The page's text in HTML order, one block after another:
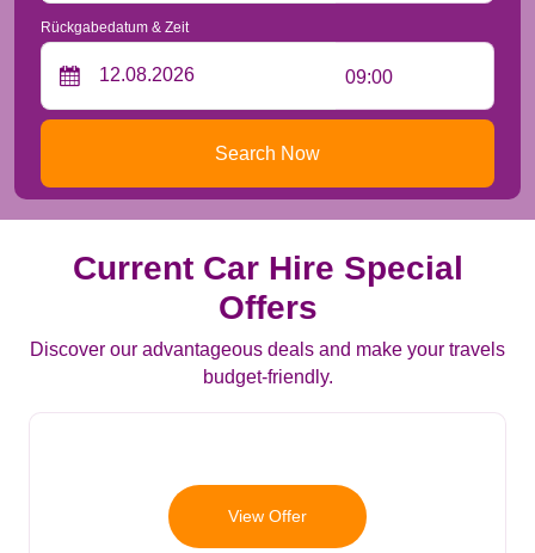
Rückgabedatum & Zeit
09:00
Search Now
Current Car Hire Special
Offers
Discover our advantageous deals and make your travels
budget-friendly.
View Offer